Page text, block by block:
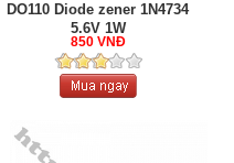
DO110 Diode zener 1N4734
5.6V 1W
850 VNĐ